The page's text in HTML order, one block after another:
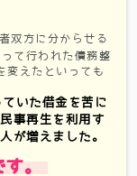
双方に分からせる
て行われた債務整
変えたといっても
いた借金を苦に
事再生を利用す
が増えました。
す。